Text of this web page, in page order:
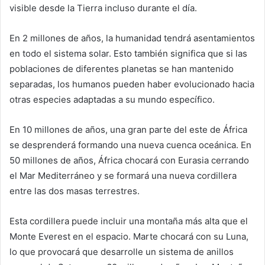
visible desde la Tierra incluso durante el día.
En 2 millones de años, la humanidad tendrá asentamientos
en todo el sistema solar. Esto también significa que si las
poblaciones de diferentes planetas se han mantenido
separadas, los humanos pueden haber evolucionado hacia
otras especies adaptadas a su mundo específico.
En 10 millones de años, una gran parte del este de África
se desprenderá formando una nueva cuenca oceánica. En
50 millones de años, África chocará con Eurasia cerrando
el Mar Mediterráneo y se formará una nueva cordillera
entre las dos masas terrestres.
Esta cordillera puede incluir una montaña más alta que el
Monte Everest en el espacio. Marte chocará con su Luna,
lo que provocará que desarrolle un sistema de anillos